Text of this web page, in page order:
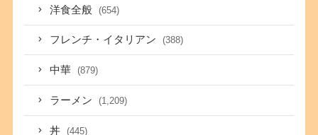
洋食全般 (654)
フレンチ・イタリアン (388)
中華 (879)
ラーメン (1,209)
丼 (445)